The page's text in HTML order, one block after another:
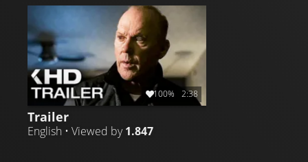
100% 2:38
Trailer
English • Viewed by1.847